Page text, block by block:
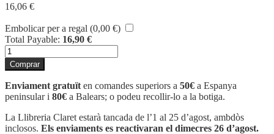
16,06 €
Embolicar per a regal (0,00 €)
Total Payable: 16,90 €
quantitat
de
ELS
HÀBITS
QUE
ELS
FARAN
FELIÇOS
Comprar
Enviament gratuït en comandes superiors a 50€ a Espanya
peninsular i 80€ a Balears; o podeu recollir-lo a la botiga.
La Llibreria Claret estarà tancada de l’1 al 25 d’agost, ambdòs
inclosos. Els enviaments es reactivaran el dimecres 26 d’agost.